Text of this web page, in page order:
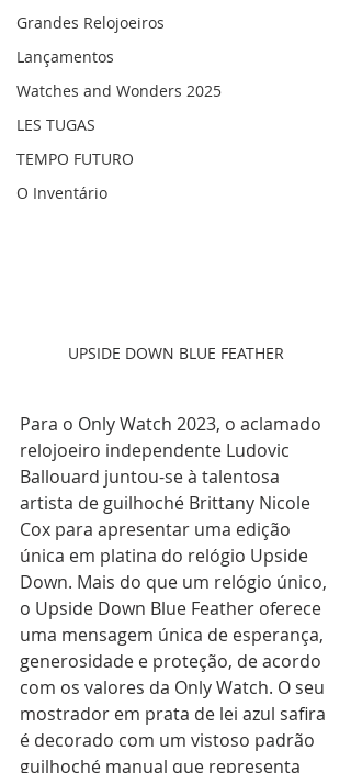
Grandes Relojoeiros
Lançamentos
Watches and Wonders 2025
LES TUGAS
TEMPO FUTURO
O Inventário
UPSIDE DOWN BLUE FEATHER
Para o Only Watch 2023, o aclamado
relojoeiro independente Ludovic
Ballouard juntou-se à talentosa
artista de guilhoché Brittany Nicole
Cox para apresentar uma edição
única em platina do relógio Upside
Down. Mais do que um relógio único,
o Upside Down Blue Feather oferece
uma mensagem única de esperança,
generosidade e proteção, de acordo
com os valores da Only Watch. O seu
mostrador em prata de lei azul safira
é decorado com um vistoso padrão
guilhoché manual que representa